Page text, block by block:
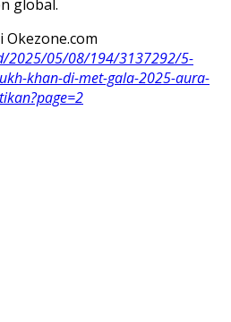
global.
2025/05/08/194/3137292/5-
khan-di-met-gala-2025-aura-